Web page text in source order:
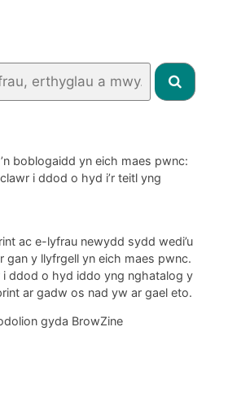
boblogaidd yn eich maes pwnc:
i ddod o hyd i’r teitl yng
ac e-lyfrau newydd sydd wedi’u
gan y llyfrgell yn eich maes pwnc.
i ddod o hyd iddo yng nghatalog y
ar gadw os nad yw ar gael eto.
gyda BrowZine